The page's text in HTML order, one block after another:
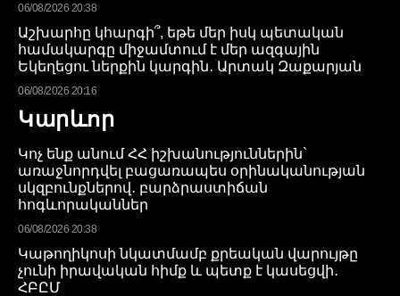
06/08/2026 20:38
Աշխարհը կհարգի՞, եթե մեր իսկ պետական
համակարգը միջամտում է մեր ազգային
Եկեղեցու ներքին կարգին․ Արտակ Զաքարյան
06/08/2026 20:16
Կարևոր
Կոչ ենք անում ՀՀ իշխանություններին`
առաջնորդվել բացառապես օրինականության
սկզբունքներով․ բարձրաստիճան
հոգևորականներ
06/08/2026 20:38
Կաթողիկոսի նկատմամբ քրեական վարույթը
չունի իրավական հիմք և պետք է կասեցվի․
ՀԲԸՄ